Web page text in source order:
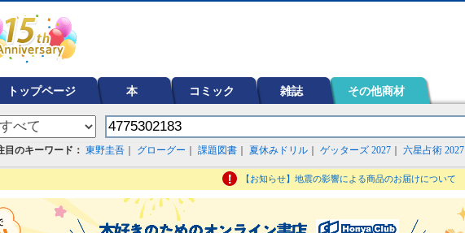
トップページ 本 コミック 雑誌 その他商材
目のキーワード： 東野圭吾 グローグー 課題図書 夏休みドリル ゲッターズ 2027 六星占術 2027
【お知らせ】地震の影響による商品のお届けについて